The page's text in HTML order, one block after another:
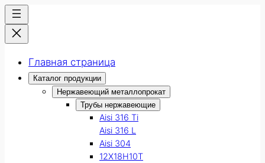
Главная страница
Каталог продукции
Нержавеющий металлопрокат
Трубы нержавеющие
Aisi 316 Ti
Aisi 316 L
Aisi 304
12Х18Н10Т